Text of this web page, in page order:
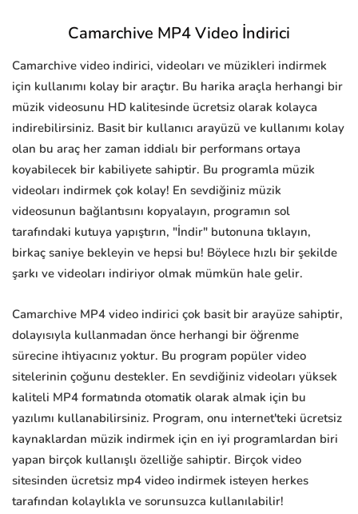
Camarchive MP4 Video İndirici
Camarchive video indirici, videoları ve müzikleri indirmek
için kullanımı kolay bir araçtır. Bu harika araçla herhangi bir
müzik videosunu HD kalitesinde ücretsiz olarak kolayca
indirebilirsiniz. Basit bir kullanıcı arayüzü ve kullanımı kolay
olan bu araç her zaman iddialı bir performans ortaya
koyabilecek bir kabiliyete sahiptir. Bu programla müzik
videoları indirmek çok kolay! En sevdiğiniz müzik
videosunun bağlantısını kopyalayın, programın sol
tarafındaki kutuya yapıştırın, "İndir" butonuna tıklayın,
birkaç saniye bekleyin ve hepsi bu! Böylece hızlı bir şekilde
şarkı ve videoları indiriyor olmak mümkün hale gelir.
Camarchive MP4 video indirici çok basit bir arayüze sahiptir,
dolayısıyla kullanmadan önce herhangi bir öğrenme
sürecine ihtiyacınız yoktur. Bu program popüler video
sitelerinin çoğunu destekler. En sevdiğiniz videoları yüksek
kaliteli MP4 formatında otomatik olarak almak için bu
yazılımı kullanabilirsiniz. Program, onu internet'teki ücretsiz
kaynaklardan müzik indirmek için en iyi programlardan biri
yapan birçok kullanışlı özelliğe sahiptir. Birçok video
sitesinden ücretsiz mp4 video indirmek isteyen herkes
tarafından kolaylıkla ve sorunsuzca kullanılabilir!